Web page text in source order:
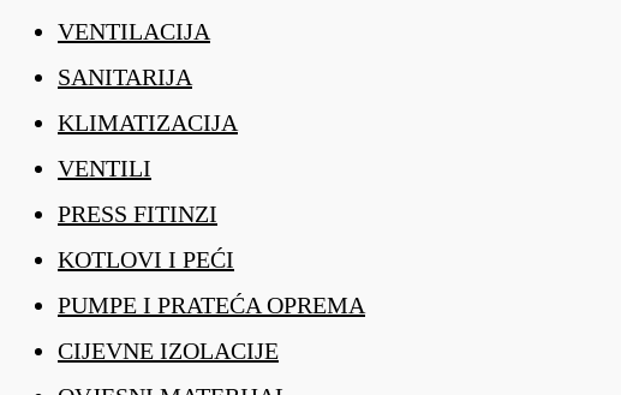
VENTILACIJA
SANITARIJA
KLIMATIZACIJA
VENTILI
PRESS FITINZI
KOTLOVI I PEĆI
PUMPE I PRATEĆA OPREMA
CIJEVNE IZOLACIJE